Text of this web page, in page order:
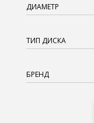
ДИАМЕТР
ТИП ДИСКА
БРЕНД